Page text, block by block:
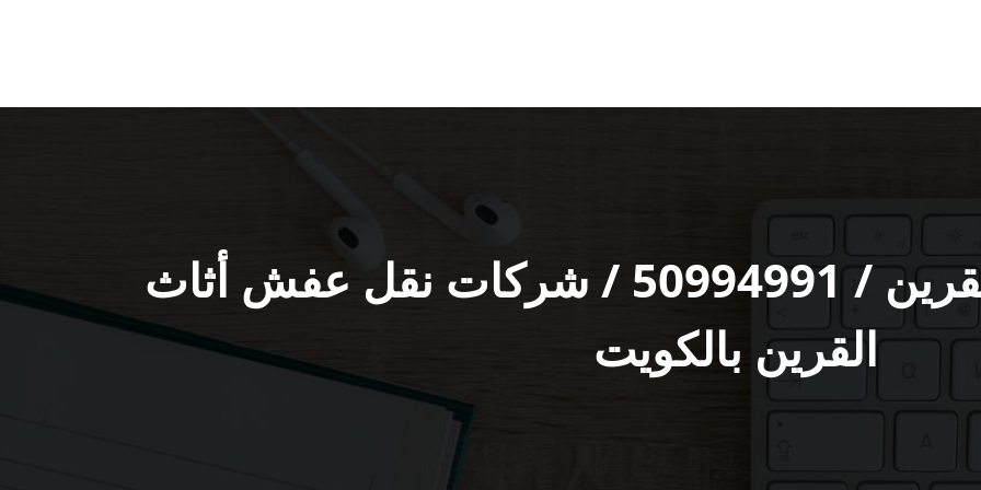
خدمة نقل عفش القرين / 50994991 / شركات نقل عفش أثاث
القرين بالكويت